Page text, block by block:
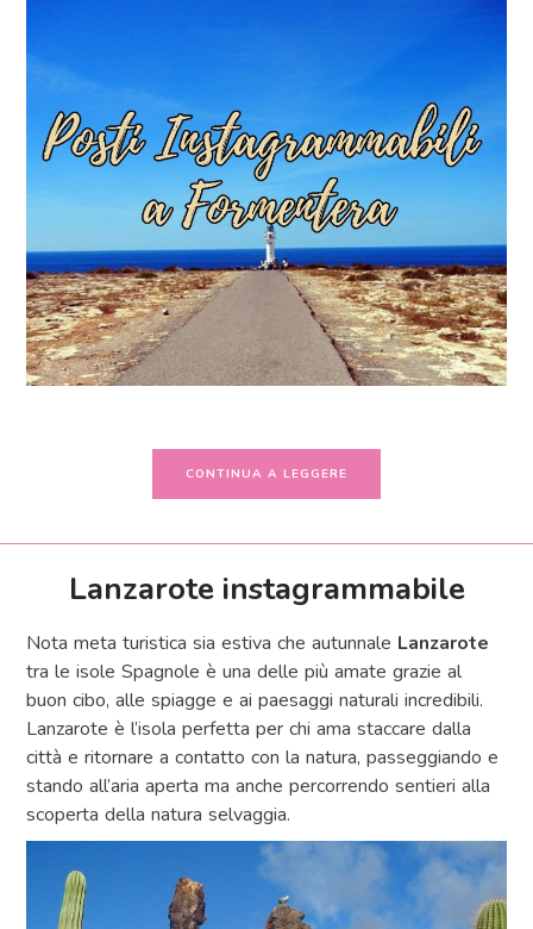
CONTINUA A LEGGERE
Lanzarote instagrammabile
Nota meta turistica sia estiva che autunnale Lanzarote
tra le isole Spagnole è una delle più amate grazie al
buon cibo, alle spiagge e ai paesaggi naturali incredibili.
Lanzarote è l’isola perfetta per chi ama staccare dalla
città e ritornare a contatto con la natura, passeggiando e
stando all’aria aperta ma anche percorrendo sentieri alla
scoperta della natura selvaggia.